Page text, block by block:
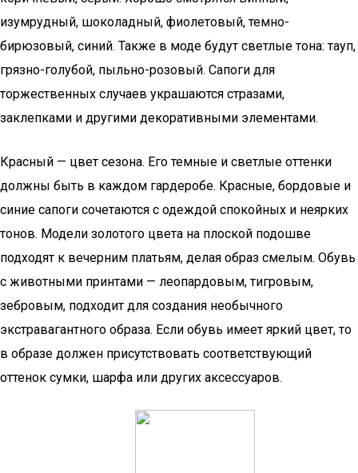
изумрудный, шоколадный, фиолетовый, темно-
бирюзовый, синий. Также в моде будут светлые тона: тауп,
грязно-голубой, пыльно-розовый. Сапоги для
торжественных случаев украшаются стразами,
заклепками и другими декоративными элементами.
Красный — цвет сезона. Его темные и светлые оттенки
должны быть в каждом гардеробе. Красные, бордовые и
синие сапоги сочетаются с одеждой спокойных и неярких
тонов. Модели золотого цвета на плоской подошве
подходят к вечерним платьям, делая образ смелым. Обувь
с животными принтами — леопардовым, тигровым,
зебровым, подходит для создания необычного
экстравагантного образа. Если обувь имеет яркий цвет, то
в образе должен присутствовать соответствующий
оттенок сумки, шарфа или других аксессуаров.